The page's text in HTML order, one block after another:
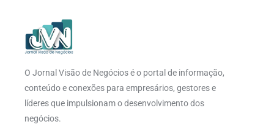
O Jornal Visão de Negócios é o portal de informação,
conteúdo e conexões para empresários, gestores e
líderes que impulsionam o desenvolvimento dos
negócios.